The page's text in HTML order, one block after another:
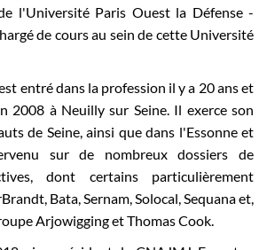
l'Université Paris Ouest la Défense -
de cours au sein de cette Université
entré dans la profession il y a 20 ans et
2008 à Neuilly sur Seine. Il exerce son
de Seine, ainsi que dans l'Essonne et
sur de nombreux dossiers de
dont certains particulièrement
Bata, Sernam, Solocal, Sequana et,
Arjowigging et Thomas Cook.